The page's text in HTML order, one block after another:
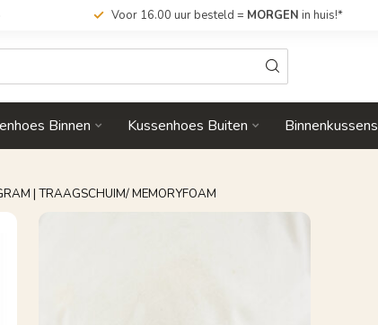
Voor 16.00 uur besteld = MORGEN in huis!*
Binnen Kussenhoes Buiten Binnenkussens
| TRAAGSCHUIM/ MEMORYFOAM